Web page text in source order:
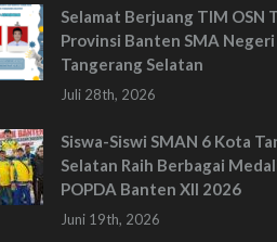
Selamat Berjuang TIM OSN
Provinsi Banten SMA
Tangerang Selatan
Juli 28th, 2026
Siswa-Siswi SMAN 6 Kota
Selatan Raih Berbagai
POPDA Banten XII 2026
Juni 19th, 2026